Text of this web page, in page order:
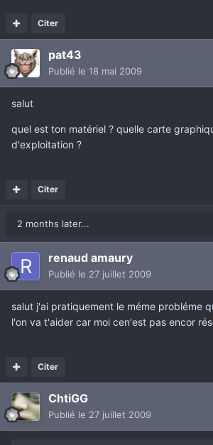
Citer
pat43
Publié le 18 mai 2009
salut
quel est ton matériel ? quelle carte
d'exploitation ?
Citer
2 months later...
renaud amaury
Publié le 27 juillet 2009
salut j'ai pratiquement le méme probléme
l'on va t'aider car moi cen'est pas encor
Citer
ChtiGG
Publié le 27 juillet 2009